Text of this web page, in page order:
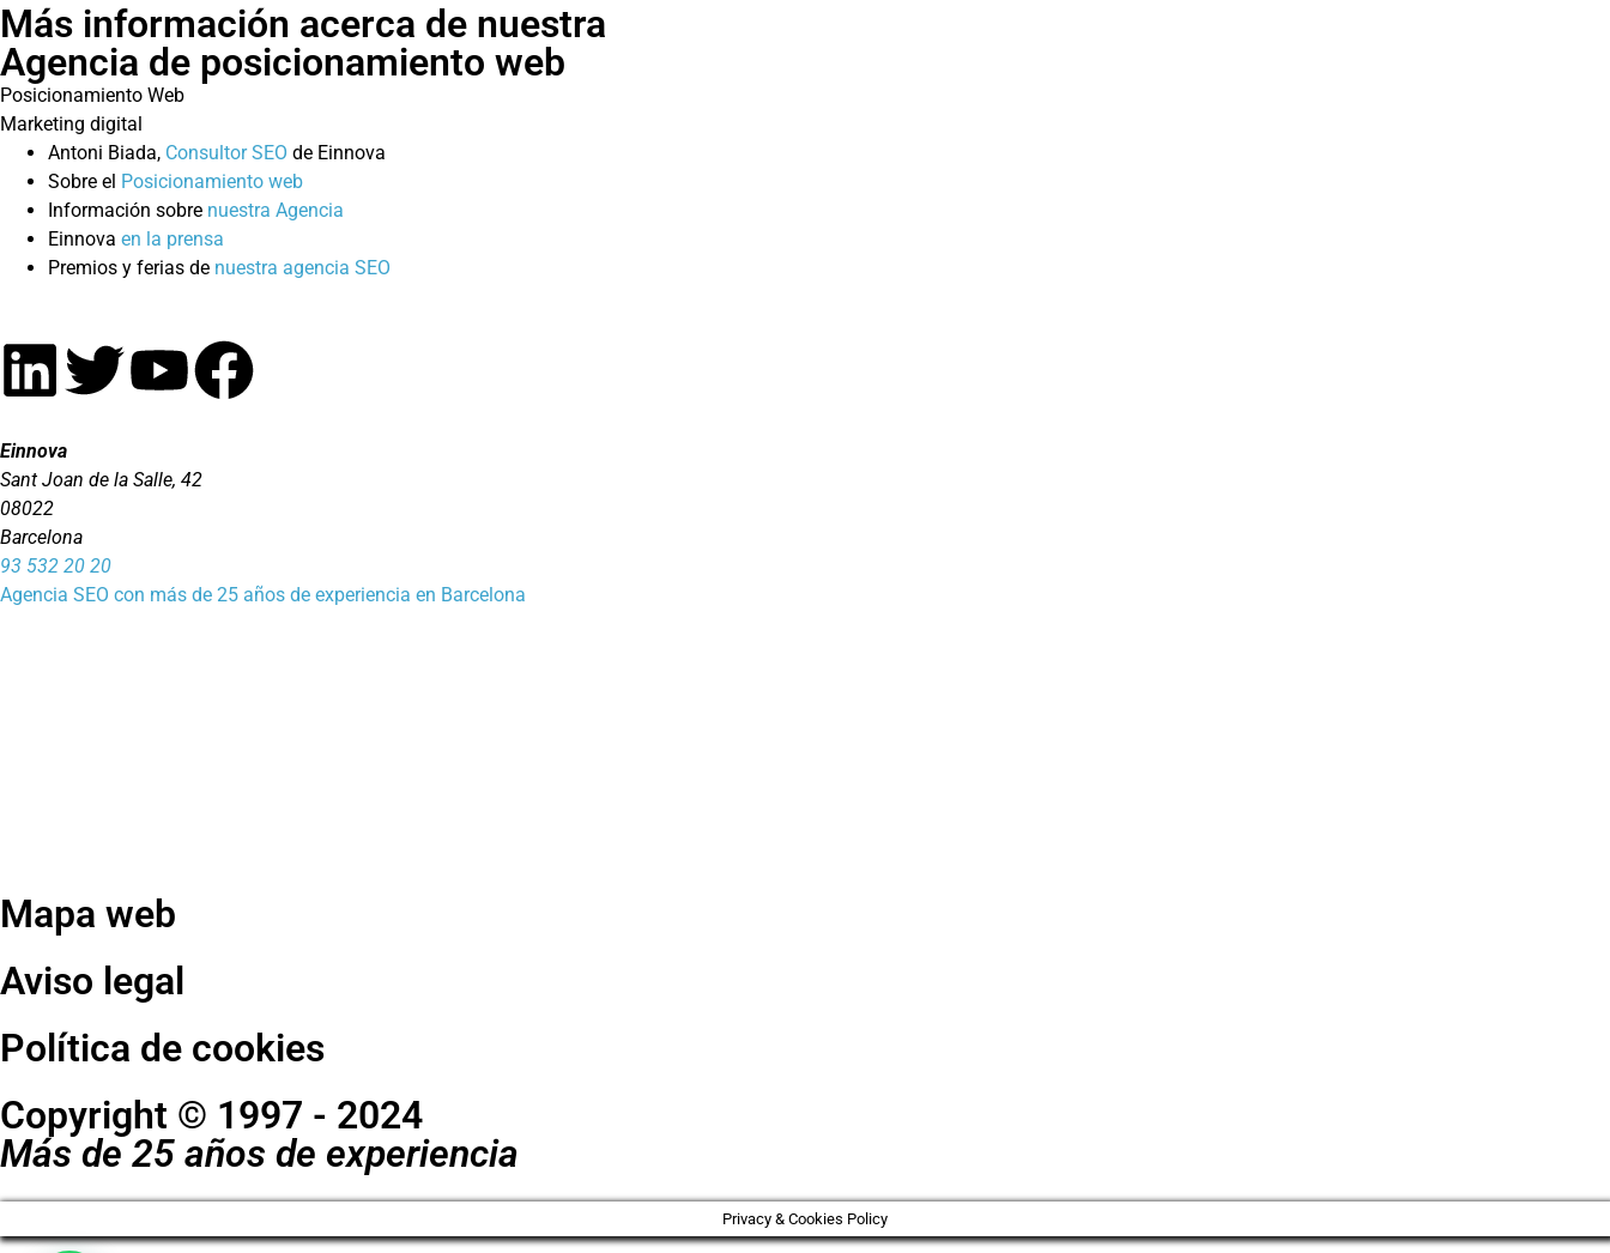
Más información acerca de nuestra
Agencia de posicionamiento web
Posicionamiento Web
Marketing digital
Antoni Biada, Consultor SEO de Einnova
Sobre el Posicionamiento web
Información sobre nuestra Agencia
Einnova en la prensa
Premios y ferias de nuestra agencia SEO
Einnova
Sant Joan de la Salle, 42
08022
Barcelona
93 532 20 20
Agencia SEO con más de 25 años de experiencia en Barcelona
Mapa web
Aviso legal
Política de cookies
Copyright © 1997 - 2024
Más de 25 años de experiencia
Privacy & Cookies Policy